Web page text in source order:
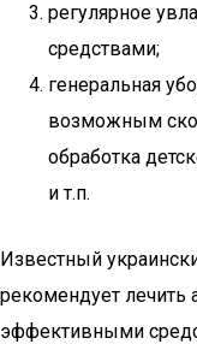
регулярное
средствами;
генеральная
возможным
обработка
и т.п.
Известный
рекомендует
эффективными